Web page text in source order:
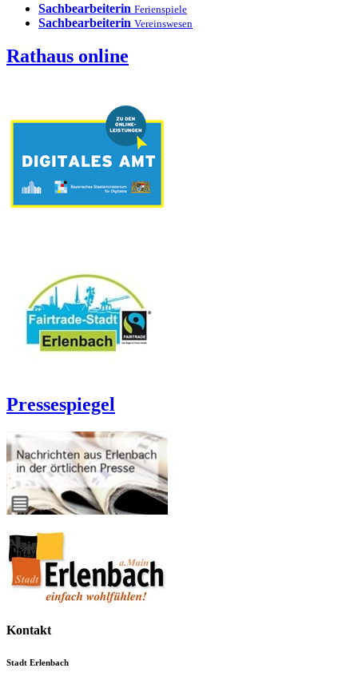
Sachbearbeiterin Ferienspiele
Sachbearbeiterin Vereinswesen
Rathaus online
Pressespiegel
Kontakt
Stadt Erlenbach